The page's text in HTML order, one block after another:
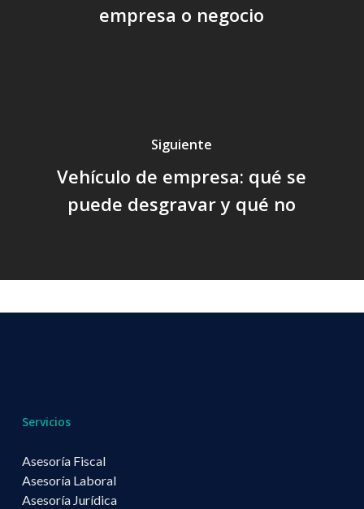
empresa o negocio
Siguiente
Vehículo de empresa: qué se
puede desgravar y qué no
Servicios
Asesoría Fiscal
Asesoría Laboral
Asesoría Jurídica